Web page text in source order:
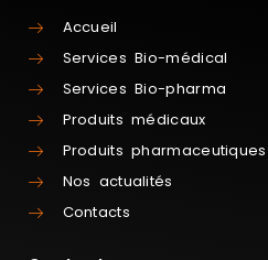
Accueil
Services Bio-médical
Services Bio-pharma
Produits médicaux
Produits pharmaceutiques
Nos actualités
Contacts